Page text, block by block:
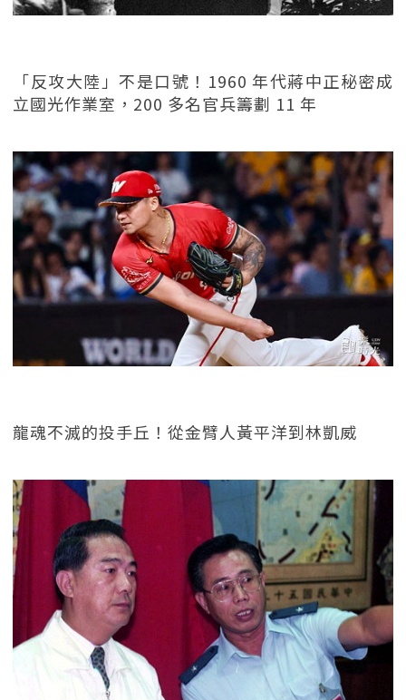
「反攻大陸」不是口號！1960 年代蔣中正秘密成
立國光作業室，200 多名官兵籌劃 11 年
龍魂不滅的投手丘！從金臂人黃平洋到林凱威